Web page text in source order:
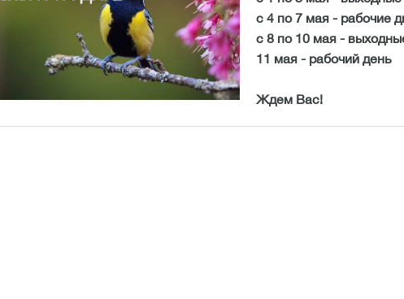
c 4 по 7 мая - рабочие
с 8 по 10 мая -
11 мая - рабочий день
Ждем Вас!